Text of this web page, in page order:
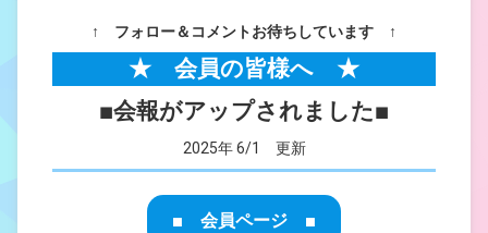
↑ フォロー＆コメントお待ちしています ↑
★ 会員の皆様へ ★
■会報がアップされました■
2025年 6/1 更新
■ 会員ページ ■